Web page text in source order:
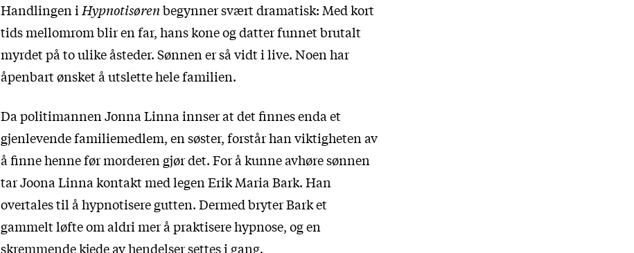
Handlingen i Hypnotisørenbegynner svært dramatisk: Med kort
tids mellomrom blir en far, hans kone og datter funnet brutalt
myrdet på to ulike åsteder. Sønnen er så vidt i live. Noen har
åpenbart ønsket å utslette hele familien.
Da politimannen Jonna Linna innser at det finnes enda et
gjenlevende familiemedlem, en søster, forstår han viktigheten av
å finne henne før morderen gjør det. For å kunne avhøre sønnen
tar Joona Linna kontakt med legen Erik Maria Bark. Han
overtales til å hypnotisere gutten. Dermed bryter Bark et
gammelt løfte om aldri mer å praktisere hypnose, og en
skremmende kjede av hendelser settes i gang.